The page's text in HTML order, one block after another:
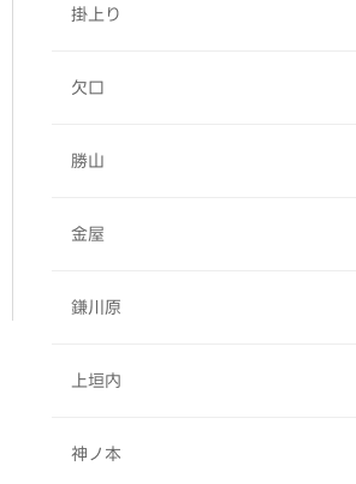
掛上り
欠口
勝山
金屋
鎌川原
上垣内
神ノ本